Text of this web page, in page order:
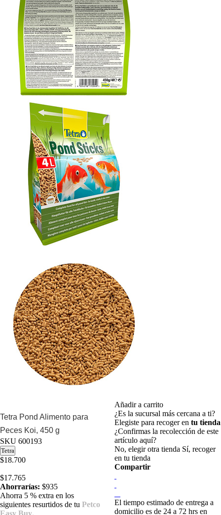
Tetra Pond Alimento para
Peces Koi, 450 g
SKU 600193
Tetra
$18.700
$17.765
Ahorrarías: $935
Ahorra 5 % extra en los
siguientes resurtidos de tu Petco
Easy Buy.
Añadir a carrito
¿Es la sucursal más cercana a ti?
Elegiste para recoger en tu tienda
¿Confirmas la recolección de este
artículo aquí?
No, elegir otra tienda Sí, recoger
en tu tienda
Compartir
El tiempo estimado de entrega a
domicilio es de 24 a 72 hrs en